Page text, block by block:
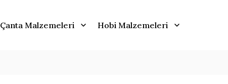
Çanta Malzemeleri Hobi Malzemeleri